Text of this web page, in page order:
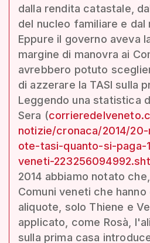
dalla rendita catastale,
del nucleo familiare e dal
Eppure il governo aveva
margine di manovra ai
avrebbero potuto
di azzerare la TASI sulla
Leggendo una statistica
Sera (
notizie/cronaca/2014/20-
ote-tasi-quanto-si-paga-
veneti-
2014 abbiamo notato
Comuni veneti che
aliquote, solo Thiene e
applicato, come Rosà,
sulla prima casa